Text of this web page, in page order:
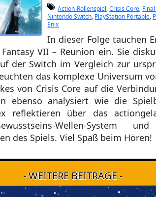
Action-Rollenspiel,Crisis Core,
Nintendo Switch, PlayStation Portable,
Enix
In dieser Folge tauchen
VII – Reunion ein. Sie
der Switch im Vergleich zur
das komplexe Universum
von Crisis Core auf die
ebenso analysiert wie die
reflektieren über das
Wellen-System
des Spiels. Viel Spaß beim Hören!
- WEITERE BEITRÄGE -